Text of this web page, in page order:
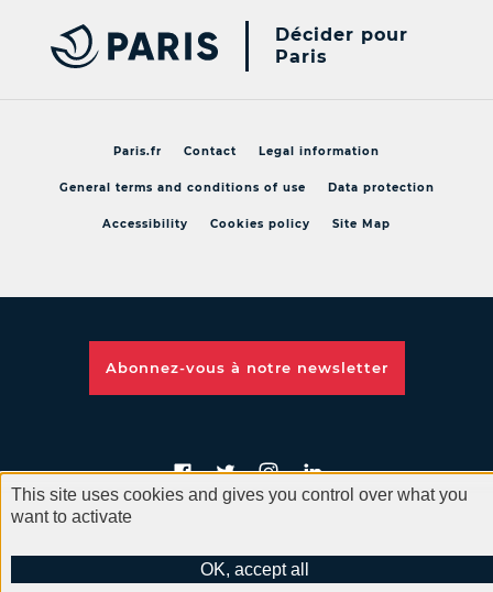
This site uses cookies and gives you control over what you
want to activate
OK, accept all
Décider pour
Paris
Paris.fr Contact Legal information
General terms and conditions of use Data protection
Accessibility Cookies policy Site Map
Abonnez-vous à notre newsletter
Get weekly news from your city on social''s network